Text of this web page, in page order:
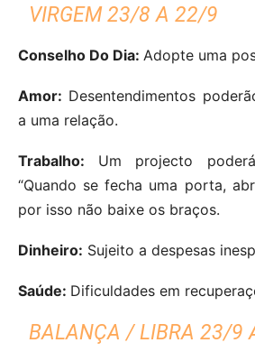
VIRGEM 23/8 A 22/9
Conselho Do Dia: Adopte uma
Amor: Desentendimentos
a uma relação.
Trabalho: Um projecto
“Quando se fecha uma porta,
por isso não baixe os braços.
Dinheiro: Sujeito a despesas
Saúde: Dificuldades em
BALANÇA / LIBRA 23/9